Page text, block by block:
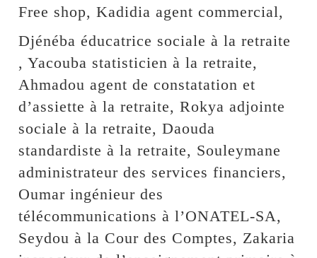
Free shop, Kadidia agent commercial,
Djénéba éducatrice sociale à la retraite
, Yacouba statisticien à la retraite,
Ahmadou agent de constatation et
d’assiette à la retraite, Rokya adjointe
sociale à la retraite, Daouda
standardiste à la retraite, Souleymane
administrateur des services financiers,
Oumar ingénieur des
télécommunications à l’ONATEL-SA,
Seydou à la Cour des Comptes, Zakaria